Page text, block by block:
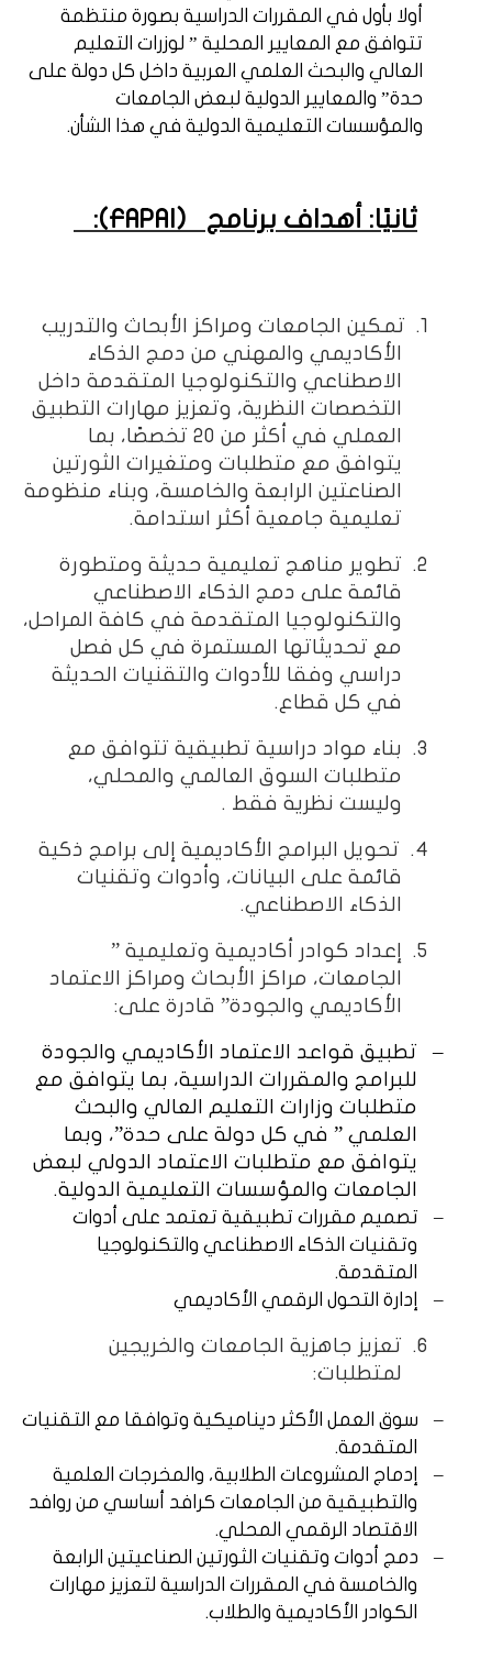
أولا بأول في المقررات الدراسية بصورة منتظمة
تتوافق مع المعايير المحلية ” لوزرات التعليم
العالي والبحث العلمي العربية داخل كل دولة على
حدة” والمعايير الدولية لبعض الجامعات
والمؤسسات التعليمية الدولية في هذا الشأن.
ثانيًا: أهداف برنامج (
FAPAI
)
:
1.
تمكين الجامعات ومراكز الأبحاث والتدريب
الأكاديمي والمهني من دمج الذكاء
الاصطناعي والتكنولوجيا المتقدمة داخل
التخصصات النظرية، وتعزيز مهارات التطبيق
العملي في أكثر من 20 تخصصًا، بما
يتوافق مع متطلبات ومتغيرات الثورتين
الصناعتين الرابعة والخامسة، وبناء منظومة
تعليمية جامعية أكثر استدامة.
2.
تطوير مناهج تعليمية حديثة ومتطورة
قائمة على دمج الذكاء الاصطناعي
والتكنولوجيا المتقدمة في كافة المراحل،
مع تحديثاتها المستمرة في كل فصل
دراسي وفقا للأدوات والتقنيات الحديثة
في كل قطاع.
3.
بناء مواد دراسية تطبيقية تتوافق مع
متطلبات السوق العالمي والمحلي،
وليست نظرية فقط .
4.
تحويل البرامج الأكاديمية إلى برامج ذكية
قائمة على البيانات، وأدوات وتقنيات
الذكاء الاصطناعي.
5.
إعداد كوادر أكاديمية وتعليمية ”
الجامعات، مراكز الأبحاث ومراكز الاعتماد
الأكاديمي والجودة” قادرة على:
–
تطبيق قواعد الاعتماد الأكاديمي والجودة
للبرامج والمقررات الدراسية، بما يتوافق مع
متطلبات وزارات التعليم العالي والبحث
العلمي ” في كل دولة على حدة”، وبما
يتوافق مع متطلبات الاعتماد الدولي لبعض
الجامعات والمؤسسات التعليمية الدولية.
–
تصميم مقررات تطبيقية تعتمد على أدوات
وتقنيات الذكاء الاصطناعي والتكنولوجيا
المتقدمة.
–
إدارة التحول الرقمي الأكاديمي
6.
تعزيز جاهزية الجامعات والخريجين
لمتطلبات:
–
سوق العمل الأكثر ديناميكية وتوافقا مع التقنيات
المتقدمة.
–
إدماج المشروعات الطلابية، والمخرجات العلمية
والتطبيقية من الجامعات كرافد أساسي من روافد
الاقتصاد الرقمي المحلي.
–
دمج أدوات وتقنيات الثورتين الصناعيتين الرابعة
والخامسة في المقررات الدراسية لتعزيز مهارات
الكوادر الأكاديمية والطلاب.